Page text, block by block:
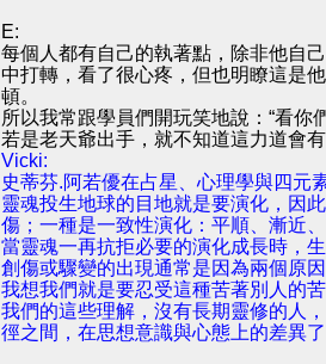
E:
每個人都有自己的執著點，除非他自
中打轉，看了很心疼，但也明瞭這是
頓。
所以我常跟學員們開玩笑地說：“看
若是老天爺出手，就不知道這力道會
Vicki:
史蒂芬.阿若優在占星、心理學與四元
靈魂投生地球的目地就是要演化，因
傷；一種是一致性演化：平順、漸近
當靈魂一再抗拒必要的演化成長時，
創傷或驟變的出現通常是因為兩個原
我想我們就是要忍受這種苦著別人的
我們的這些理解，沒有長期靈修的人
徑之間，在思想意識與心態上的差異